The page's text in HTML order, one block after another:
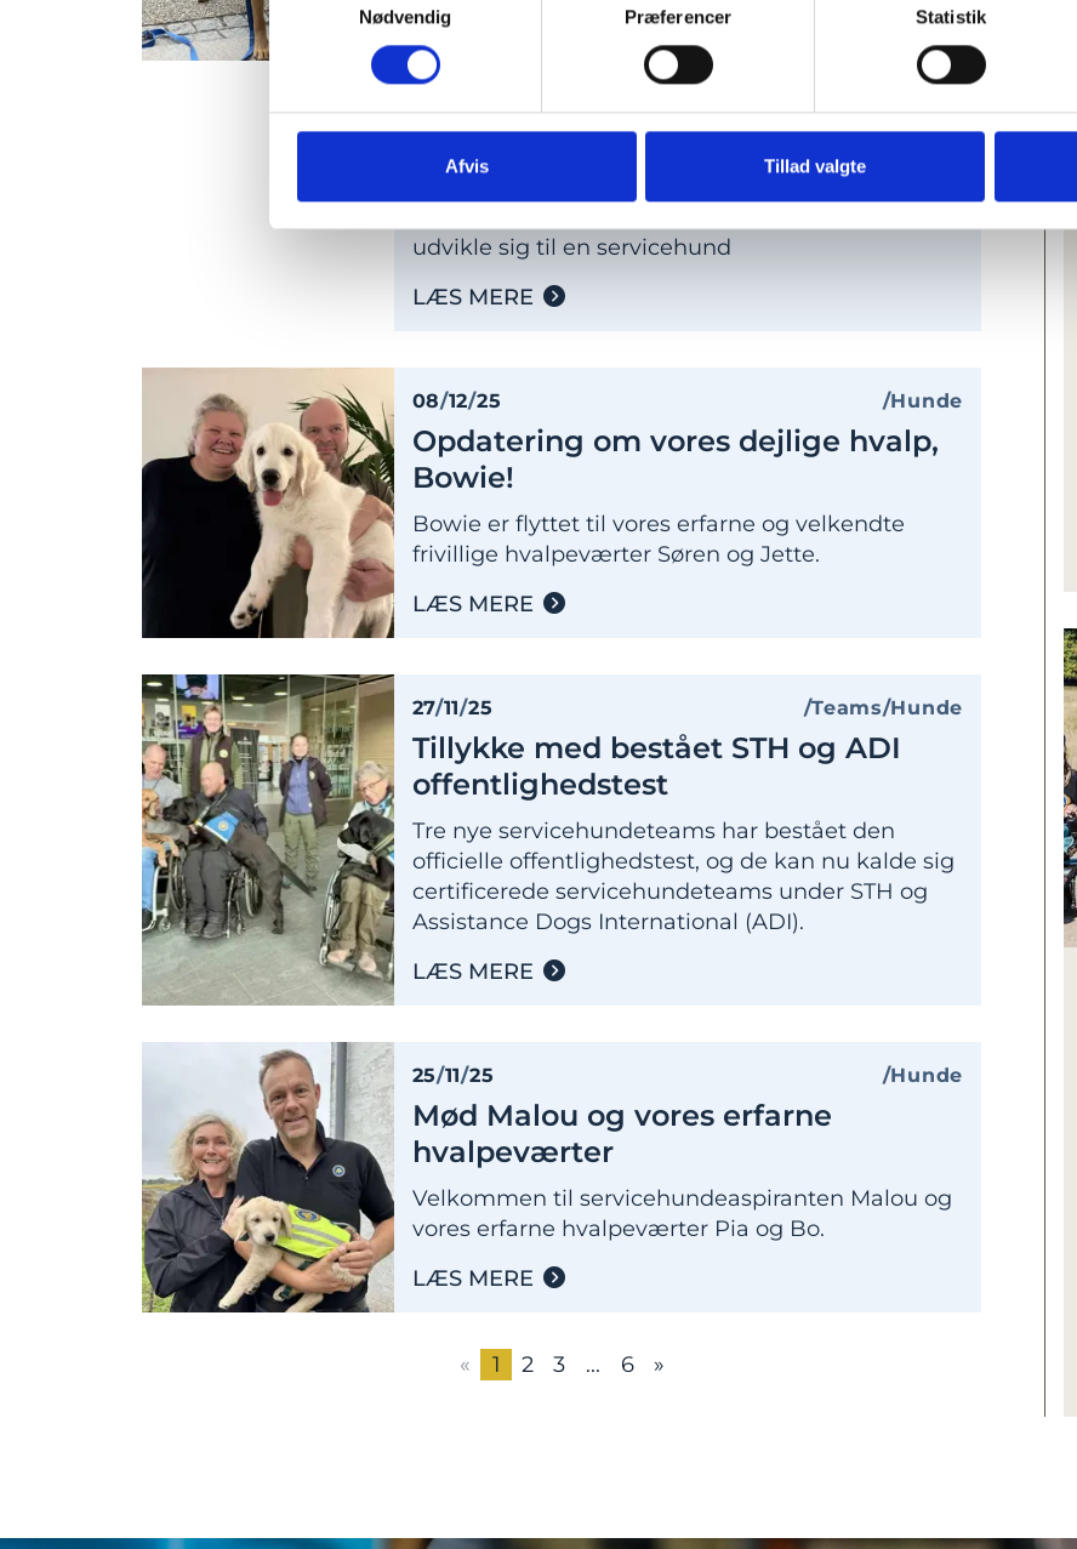
Nødvendig
Præferencer Statistik
Afvis Tillad valgte
LÆS MERE
23/02/26 Nyheder Hunde
Tillykke med fødselsdagen, Wimme
udvikle sig til en servicehund
LÆS MERE
08/12/25 Hunde
Opdatering om vores dejlige hvalp,
Bowie!
Bowie er flyttet til vores erfarne og velkendte
frivillige hvalpeværter Søren og Jette.
LÆS MERE
27/11/25 Teams Hunde
Tillykke med bestået STH og ADI
offentlighedstest
Tre nye servicehundeteams har bestået den
officielle offentlighedstest, og de kan nu kalde sig
certificerede servicehundeteams under STH og
Assistance Dogs International (ADI).
LÆS MERE
25/11/25 Hunde
Mød Malou og vores erfarne
hvalpeværter
Velkommen til servicehundeaspiranten Malou og
vores erfarne hvalpeværter Pia og Bo.
LÆS MERE
« 1 2 3 ... 6 »